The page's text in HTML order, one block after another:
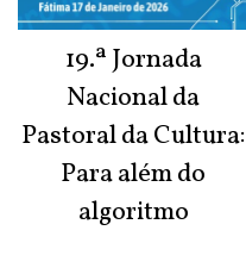
19.ª Jornada
Nacional da
Pastoral da Cultura:
Para além do
algoritmo